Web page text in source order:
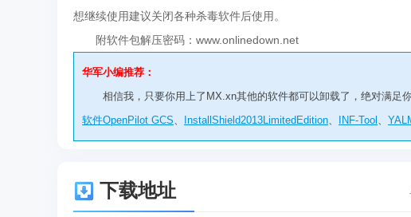
想继续使用建议关闭各种杀毒软件后使用。
附软件包解压密码：www.onlinedown.net
华军小编推荐：
相信我，只要你用上了MX.xn其他的软件都可以卸载了，绝对满足
软件OpenPilot GCS、 InstallShield2013LimitedEdition、 INF-Tool 、
下载地址